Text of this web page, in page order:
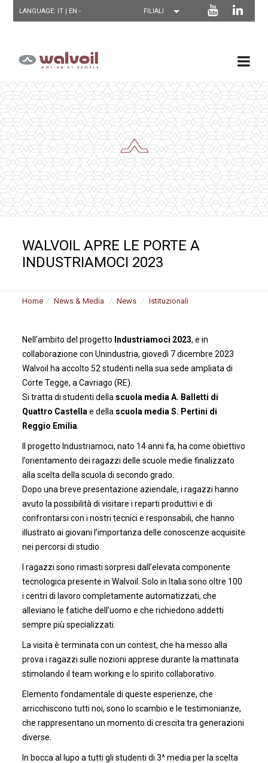
LANGUAGE: IT | EN-
WALVOIL APRE LE PORTE A
INDUSTRIAMOCI 2023
Home News & Media News Istituzionali
Nell’ambito del progetto Industriamoci 2023, e in
collaborazione con Unindustria, giovedì 7 dicembre 2023
Walvoil ha accolto 52 studenti nella sua sede ampliata di
Corte Tegge, a Cavriago (RE).
Si tratta di studenti della scuola media A. Balletti di
Quattro Castella e della scuola media S. Pertini di
Reggio Emilia
Il progetto Industriamoci, nato 14 anni fa, ha come obiettivo
l’orientamento dei ragazzi delle scuole medie finalizzato
alla scelta della scuola di secondo grado.
Dopo una breve presentazione aziendale, i ragazzi hanno
avuto la possibilità di visitare i reparti produttivi e di
confrontarsi con i nostri tecnici e responsabili, che hanno
illustrato ai giovani l’importanza delle conoscenze acquisite
nei percorsi di studio.
I ragazzi sono rimasti sorpresi dall’elevata componente
tecnologica presente in Walvoil. Solo in Italia sono oltre 100
i centri di lavoro completamente automatizzati, che
alleviano le fatiche dell’uomo e che richiedono addetti
sempre più specializzati.
La visita è terminata con un contest, che ha messo alla
prova i ragazzi sulle nozioni apprese durante la mattinata
stimolando il team working e lo spirito collaborativo.
Elemento fondamentale di queste esperienze, che
arricchiscono tutti noi, sono lo scambio e le testimonianze,
che rappresentano un momento di crescita tra generazioni
diverse.
In bocca al lupo a tutti gli studenti di 3^ media per la scelta